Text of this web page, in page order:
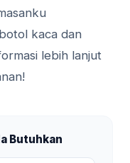
kaca dan
lebih lanjut
Butuhkan